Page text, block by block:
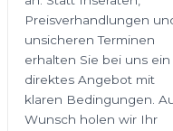
Jetzt Motorrad
bewerten